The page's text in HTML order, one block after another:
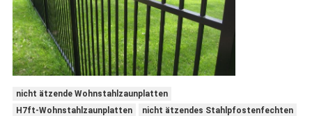
nicht ätzende Wohnstahlzaunplatten
H7ft-Wohnstahlzaunplatten
nicht ätzendes Stahlpfostenfechten